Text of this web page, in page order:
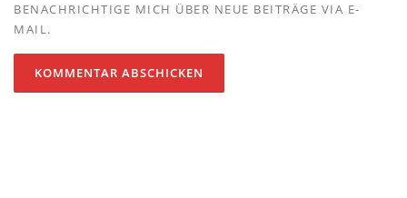
BENACHRICHTIGE MICH ÜBER NEUE BEITRÄGE VIA E-
MAIL.